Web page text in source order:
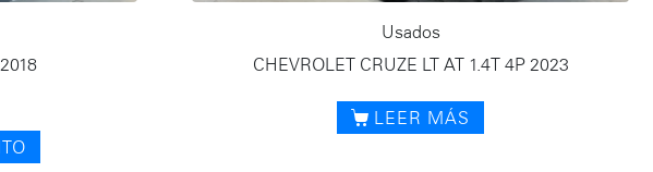
Usados
CHEVROLET CRUZE LT AT 1.4T 4P 2023
LEER MÁS